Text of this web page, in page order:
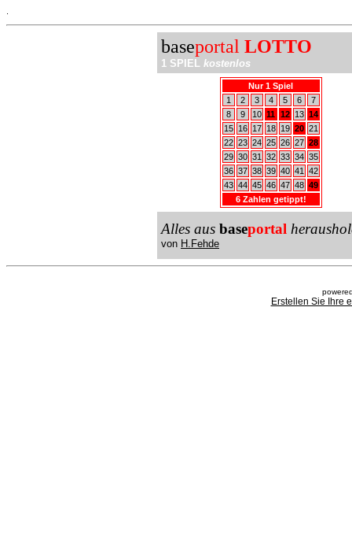
baseportal LOTTO
1 SPIEL kostenlos
Nur 1 Spiel
1
2 3 4 5 6
7
8
9 10 11 12 13 14
15
16 17 18 19 20 21
22 23 24 25 26 27 28
29 30 31 32 33 34 35
36 37 38 39 40 41
42
43 44 45 46 47 48 49
6 Zahlen getippt!
Alles aus baseportal
von H.Fehde
Erstellen Sie Ihre